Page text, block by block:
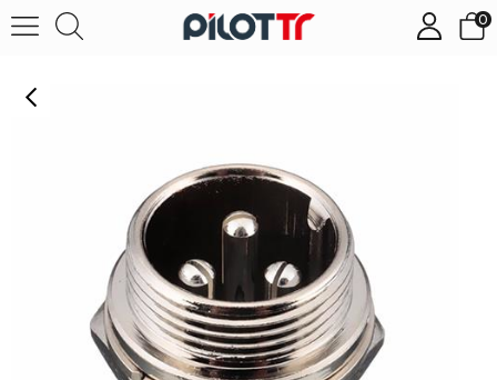
0
GX16 3Pin Docking Aviation Plug Socket Waterproof Circular Connector (Erkek)